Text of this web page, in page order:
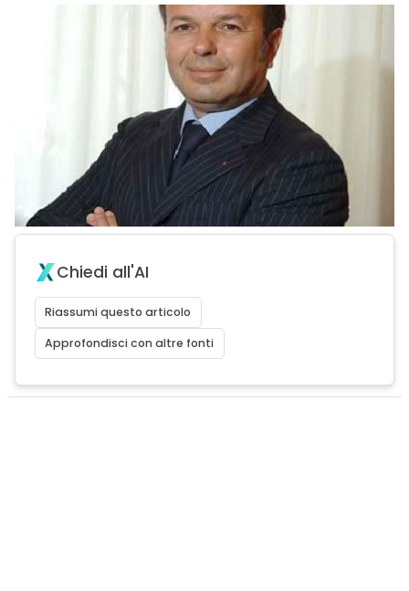
Chiedi all'AI
Riassumi questo articolo
Approfondisci con altre fonti